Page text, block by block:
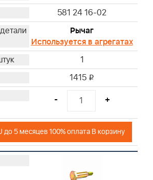
581 24 16-02
Рычаг
Используется в агрегатах
1
1415 i
- +
до 5 месяцев 100% оплата В корзину